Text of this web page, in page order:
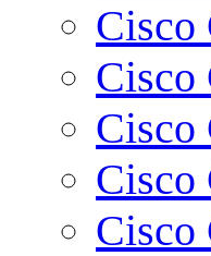
Cisco
Cisco
Cisco
Cisco
Cisco